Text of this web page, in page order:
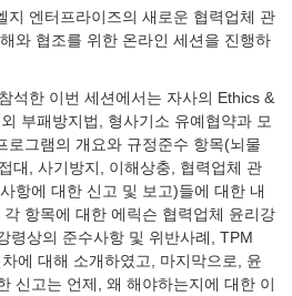
지 엔터프라이즈의 새로운 협력업체 관
와 협조를 위한 온라인 세션을 진행하
석한 이번 세션에서는 자사의 Ethics &
부패방지법, 형사기소 유예협약과 모
로그램의 개요와 규정준수 항목(뇌물
대, 사기방지, 이해상충, 협력업체 관
항에 대한 신고 및 보고)들에 대한 내
항목에 대한 에릭슨 협력업체 윤리강
령상의 준수사항 및 위반사례, TPM
에 대해 소개하였고, 마지막으로, 윤
신고는 언제, 왜 해야하는지에 대한 이